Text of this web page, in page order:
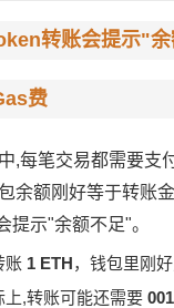
转账会提示"余
费
,每笔交易都需要支
余额刚好等于转账
提示"余额不足"。
账 1 ETH，钱包里刚
上,转账可能还需要